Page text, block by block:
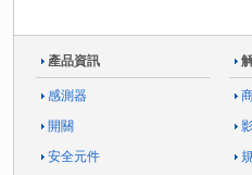
產品資訊
感測器
開關
安全元件